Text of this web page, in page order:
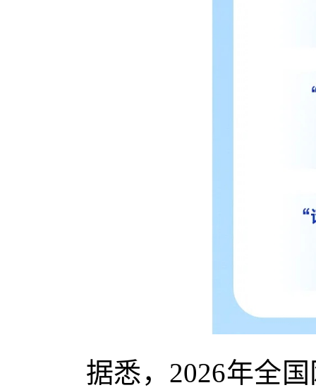
据悉，2026年全